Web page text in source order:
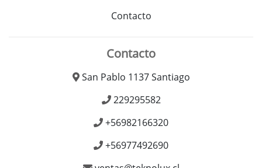
Contacto
Contacto
San Pablo 1137 Santiago
229295582
+56982166320
+56977492690